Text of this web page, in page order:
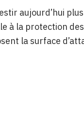
aujourd’hui
à la protection
la surface